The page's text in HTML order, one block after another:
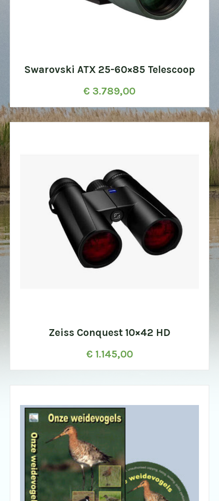
Swarovski ATX 25-60×85 Telescoop
€ 3.789,00
Zeiss Conquest 10×42 HD
€ 1.145,00